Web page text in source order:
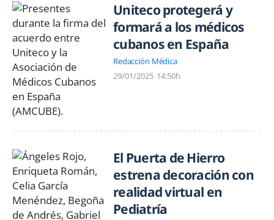
Uniteco protegerá y
formará a los médicos
cubanos en España
Redacción Médica
29/01/2025 14:50h
El Puerta de Hierro
estrena decoración con
realidad virtual en
Pediatría